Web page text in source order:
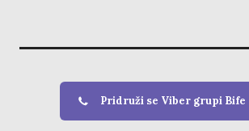
Pridruži se Viber grupi Bife